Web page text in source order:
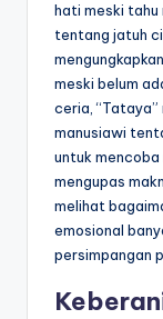
hati meski tahu
tentang jatuh
meski belum
ceria,
manusiawi
untuk mencoba
mengupas
melihat
emosional
persimpangan